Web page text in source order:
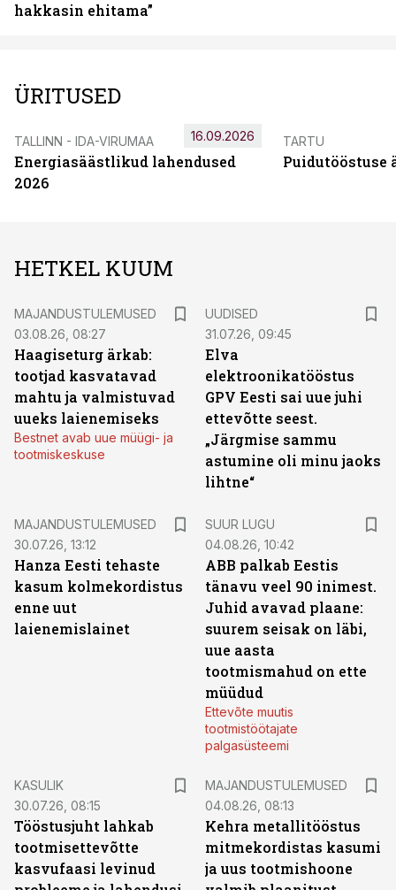
hakkasin ehitama”
ÜRITUSED
TALLINN - IDA-VIRUMAA
Energiasäästlikud lahendused
2026
16.09.2026 TARTU
Puidutööstuse
HETKEL KUUM
MAJANDUSTULEMUSED
03.08.26, 08:27
Haagiseturg ärkab:
tootjad kasvatavad
mahtu ja valmistuvad
uueks laienemiseks
Bestnet avab uue müügi- ja
tootmiskeskuse
UUDISED
31.07.26, 09:45
Elva
elektroonikatööstus
GPV Eesti sai uue juhi
ettevõtte seest.
„Järgmise sammu
astumine oli minu jaoks
lihtne“
MAJANDUSTULEMUSED
30.07.26, 13:12
Hanza Eesti tehaste
kasum kolmekordistus
enne uut
laienemislainet
SUUR LUGU
04.08.26, 10:42
ABB palkab Eestis
tänavu veel 90 inimest.
Juhid avavad plaane:
suurem seisak on läbi,
uue aasta
tootmismahud on ette
müüdud
Ettevõte muutis
tootmistöötajate
palgasüsteemi
KASULIK
30.07.26, 08:15
Tööstusjuht lahkab
tootmisettevõtte
kasvufaasi levinud
MAJANDUSTULEMUSED
04.08.26, 08:13
Kehra metallitööstus
mitmekordistas kasumi
ja uus tootmishoone